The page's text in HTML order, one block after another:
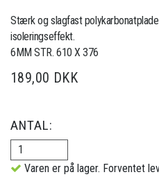
Stærk og slagfast
isoleringseffekt.
6MM STR. 610 X 376
189,00 DKK
ANTAL:
Varen er på lager. Forventet